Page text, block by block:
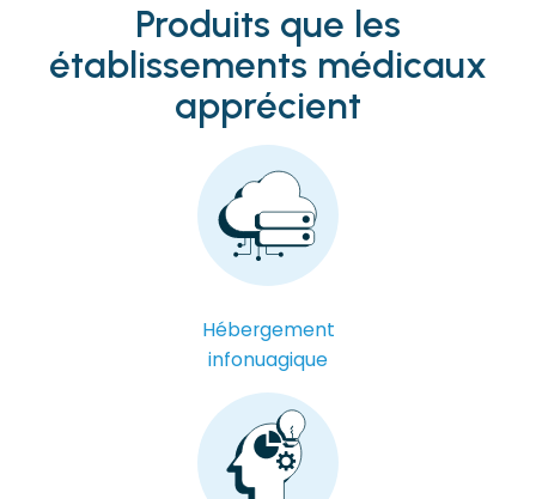
Produits que les
établissements médicaux
apprécient
Hébergement
infonuagique